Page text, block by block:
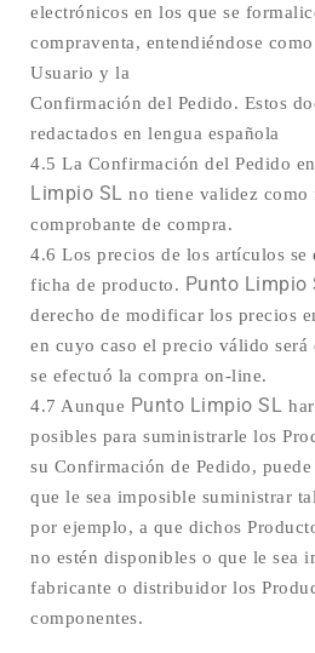
electrónicos en los que se
compraventa, entendiéndose
Usuario y la
Confirmación del Pedido. Estos
redactados en lengua española
4.5 La Confirmación del Pedido
Limpio SL no tiene validez como
comprobante de compra.
4.6 Los precios de los artículos se
ficha de producto. Punto Limpio
derecho de modificar los precios
en cuyo caso el precio válido será
se efectuó la compra on-line.
4.7 Aunque Punto Limpio SL
posibles para suministrarle los
su Confirmación de Pedido,
que le sea imposible suministrar
por ejemplo, a que dichos
no estén disponibles o que le sea
fabricante o distribuidor los
componentes.